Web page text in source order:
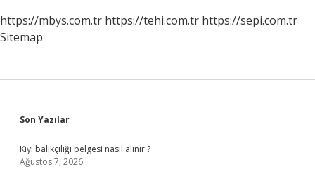
https://mbys.com.tr https://tehi.com.tr https://sepi.com.tr
Sitemap
Sidebar
Son Yazılar
Kıyı balıkçılığı belgesi nasıl alınır ?
Ağustos 7, 2026